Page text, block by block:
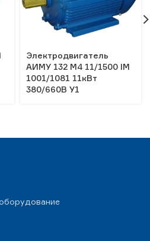
Электродвигатель
АИМУ 132 М4 11/1500 IM
1001/1081 11кВт
380/660В У1